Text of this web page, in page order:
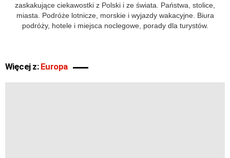
zaskakujące ciekawostki z Polski i ze świata. Państwa, stolice,
miasta. Podróże lotnicze, morskie i wyjazdy wakacyjne. Biura
podróży, hotele i miejsca noclegowe, porady dla turystów.
Więcej z: Europa